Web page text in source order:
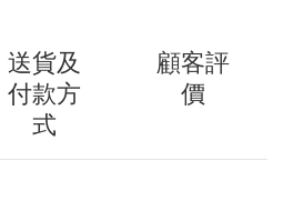
送貨及
付款方
式
顧客評
價